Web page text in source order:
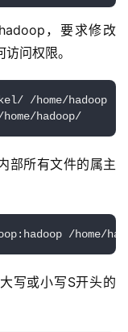
，要求修改
问权限。
/home/hadoop
hadoop/
部所有文件的属主
/home/
写或小写S开头的